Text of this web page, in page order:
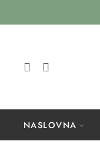
NASLOVNA